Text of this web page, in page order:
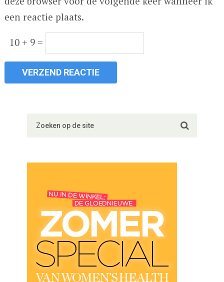
een reactie plaats.
10 + 9 =